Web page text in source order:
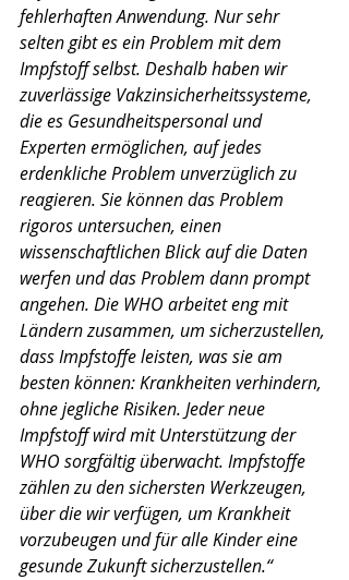
fehlerhaften Anwendung. Nur sehr
selten gibt es ein Problem mit dem
Impfstoff selbst. Deshalb haben wir
zuverlässige Vakzinsicherheitssysteme,
die es Gesundheitspersonal und
Experten ermöglichen, auf jedes
erdenkliche Problem unverzüglich zu
reagieren. Sie können das Problem
rigoros untersuchen, einen
wissenschaftlichen Blick auf die Daten
werfen und das Problem dann prompt
angehen. Die WHO arbeitet eng mit
Ländern zusammen, um sicherzu­stellen,
dass Impfstoffe leisten, was sie am
besten können: Krankheiten verhindern,
ohne jegliche Risiken. Jeder neue
Impfstoff wird mit Unterstützung der
WHO sorgfältig überwacht. Impfstoffe
zählen zu den sichersten Werkzeugen,
über die wir verfügen, um Krankheit
vorzubeugen und für alle Kinder eine
gesunde Zukunft sicherzustellen.“